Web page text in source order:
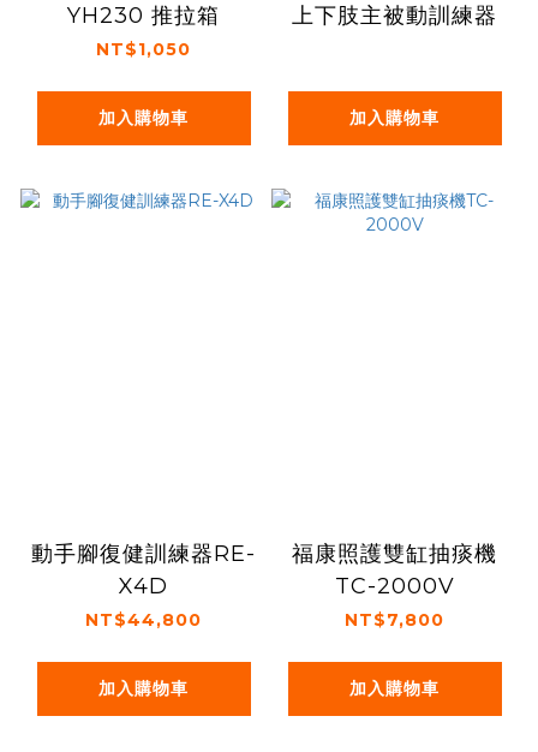
YH230 推拉箱
NT$1,050
加入購物車
上下肢主被動訓練器
加入購物車
動手腳復健訓練器RE-
X4D
NT$44,800
加入購物車
福康照護雙缸抽痰機
TC-2000V
NT$7,800
加入購物車